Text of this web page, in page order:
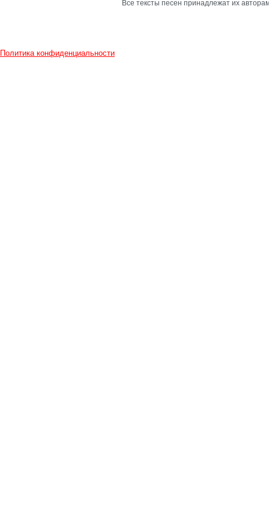
Все тексты песен принадлежат их
Политика конфиденциальности